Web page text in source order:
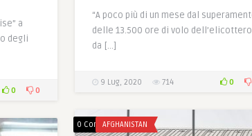
“A poco più di un mese dal
delle 13.500 ore di volo dell’elicottero
da […]
9 Lug, 2020 714 0
a
degli
0 0
0 CommentsAFGHANISTAN